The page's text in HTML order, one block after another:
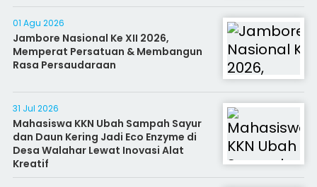
01 Agu 2026
Jambore Nasional Ke XII 2026,
Memperat Persatuan & Membangun
Rasa Persaudaraan
31 Jul 2026
Mahasiswa KKN Ubah Sampah Sayur
dan Daun Kering Jadi Eco Enzyme di
Desa Walahar Lewat Inovasi Alat
Kreatif